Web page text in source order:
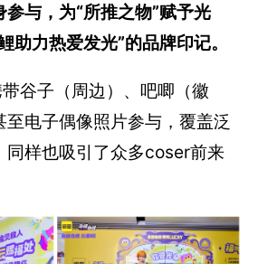
与，为“所推之物”赋予光
助力热爱发光”的品牌印记。
谷子（周边）、吧唧（徽
电子偶像照片参与，覆盖泛
同样也吸引了众多coser前来